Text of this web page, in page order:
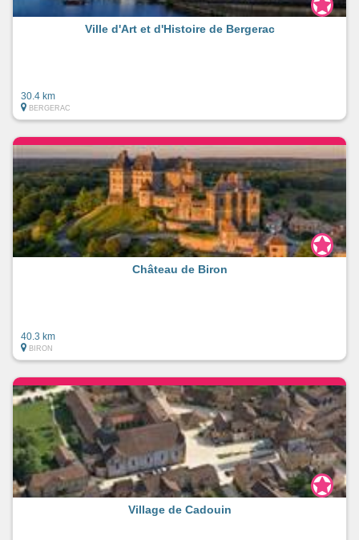
Ville d'Art et d'Histoire de Bergerac
30.4 km
BERGERAC
Château de Biron
40.3 km
BIRON
Village de Cadouin